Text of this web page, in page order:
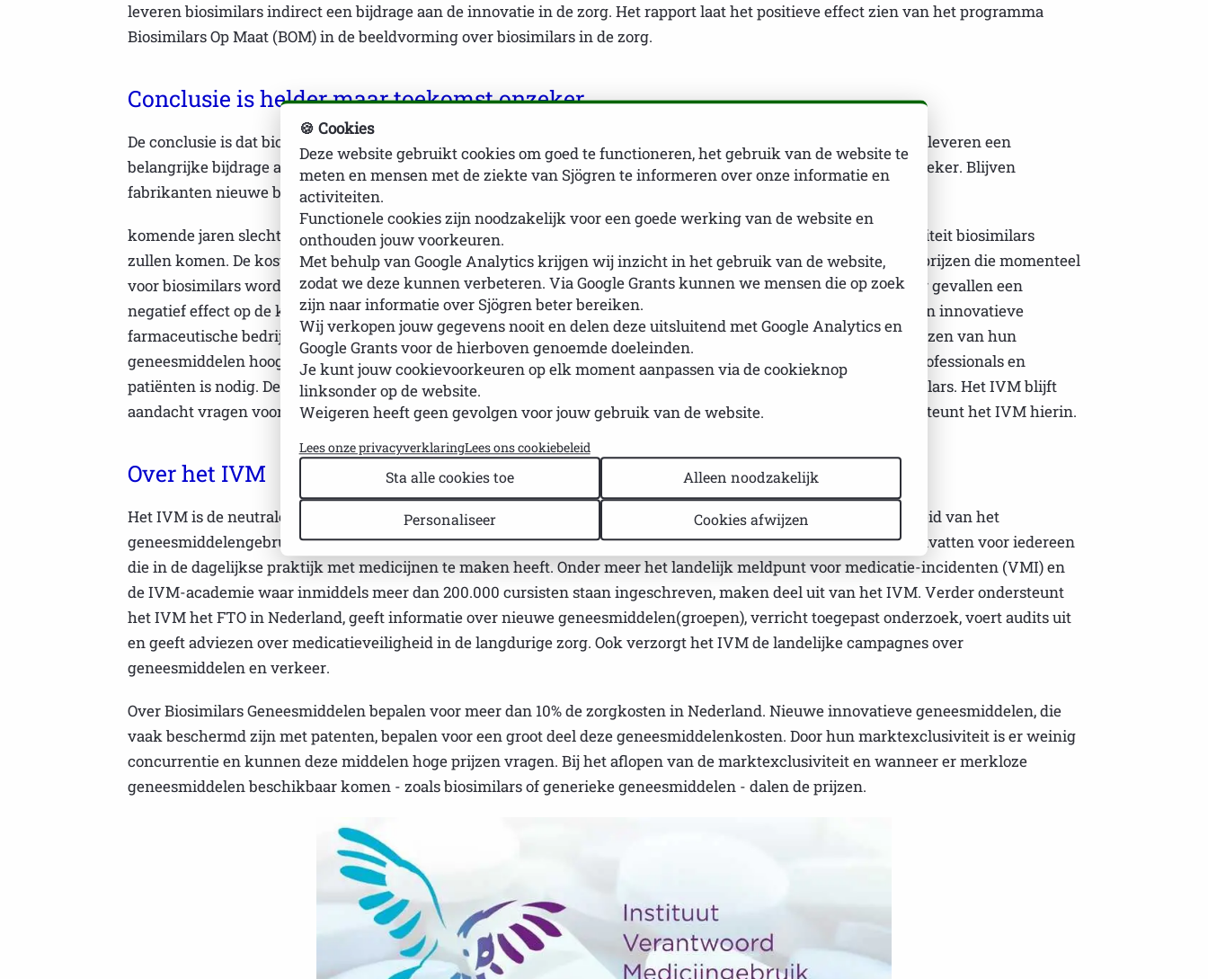
leveren biosimilars indirect een bijdrage aan de innovatie in de zorg. Het rapport laat het positieve effect zien van het programma
Biosimilars Op Maat (BOM) in de beeldvorming over biosimilars in de zorg.
Conclusie is helder maar toekomst onzeker
De conclusie is dat biosimilars op dit moment van grote betekenis zijn voor de kostenontwikkeling in de zorg. Ze leveren een
belangrijke bijdrage aan de duurzame betaalbaarheid en toegankelijkheid van de zorg. De toekomst is echter onzeker. Blijven
fabrikanten nieuwe biosimilars ontwikkelen? We zien dat de
komende jaren slechts voor een minderheid van biologische geneesmiddelen na verloop van hun marktexclusiviteit biosimilars
zullen komen. De kosten om een biosimilar te ontwikkelen wegen niet op tegen de onzekere markt met de lage prijzen die momenteel
voor biosimilars worden betaald. Het agressieve onderhandelen over de prijs van biosimilars heeft in steeds meer gevallen een
negatief effect op de komst van toekomstige biosimilars. En wat kunnen we doen tegen evergreening, de truc van innovatieve
farmaceutische bedrijven om zo lang mogelijk patent en marktexclusiviteit te behouden om op die manier de prijzen van hun
geneesmiddelen hoog te houden? Betrouwbare en onafhankelijke informatie over nieuwe biosimilars aan zorgprofessionals en
patiënten is nodig. De komende jaren gaan meer specialismen voor het eerst de beschikking krijgen over biosimilars. Het IVM blijft
aandacht vragen voor het belang van een zorgvuldige introductie van biosimilars. Zorgverzekeraars Nederland steunt het IVM hierin.
Over het IVM
Het IVM is de neutrale kennis- en implementatieorganisatie die landelijk de kwaliteit, veiligheid en betaalbaarheid van het
geneesmiddelengebruik verbetert. Het IVM doet dat door beleid en wetenschap te vertalen naar praktische handvatten voor iedereen
die in de dagelijkse praktijk met medicijnen te maken heeft. Onder meer het landelijk meldpunt voor medicatie-incidenten (VMI) en
de IVM-academie waar inmiddels meer dan 200.000 cursisten staan ingeschreven, maken deel uit van het IVM. Verder ondersteunt
het IVM het FTO in Nederland, geeft informatie over nieuwe geneesmiddelen(groepen), verricht toegepast onderzoek, voert audits uit
en geeft adviezen over medicatieveiligheid in de langdurige zorg. Ook verzorgt het IVM de landelijke campagnes over
geneesmiddelen en verkeer.
Over Biosimilars Geneesmiddelen bepalen voor meer dan 10% de zorgkosten in Nederland. Nieuwe innovatieve geneesmiddelen, die
vaak beschermd zijn met patenten, bepalen voor een groot deel deze geneesmiddelenkosten. Door hun marktexclusiviteit is er weinig
concurrentie en kunnen deze middelen hoge prijzen vragen. Bij het aflopen van de marktexclusiviteit en wanneer er merkloze
geneesmiddelen beschikbaar komen - zoals biosimilars of generieke geneesmiddelen - dalen de prijzen.
🍪 Cookies
Deze website gebruikt cookies om goed te functioneren, het gebruik van de website te
meten en mensen met de ziekte van Sjögren te informeren over onze informatie en
activiteiten.
Functionele cookies zijn noodzakelijk voor een goede werking van de website en
onthouden jouw voorkeuren.
Met behulp van Google Analytics krijgen wij inzicht in het gebruik van de website,
zodat we deze kunnen verbeteren. Via Google Grants kunnen we mensen die op zoek
zijn naar informatie over Sjögren beter bereiken.
Wij verkopen jouw gegevens nooit en delen deze uitsluitend met Google Analytics en
Google Grants voor de hierboven genoemde doeleinden.
Je kunt jouw cookievoorkeuren op elk moment aanpassen via de cookieknop
linksonder op de website.
Weigeren heeft geen gevolgen voor jouw gebruik van de website.
Lees onze privacyverklaringLees ons cookiebeleid
Sta alle cookies toe Alleen noodzakelijk
Personaliseer Cookies afwijzen